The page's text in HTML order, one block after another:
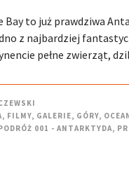
Bay to już prawdziwa
z najbardziej
pełne zwierząt,
, FILMY, GALERIE, GÓRY,
001 - ANTARKTYDA,